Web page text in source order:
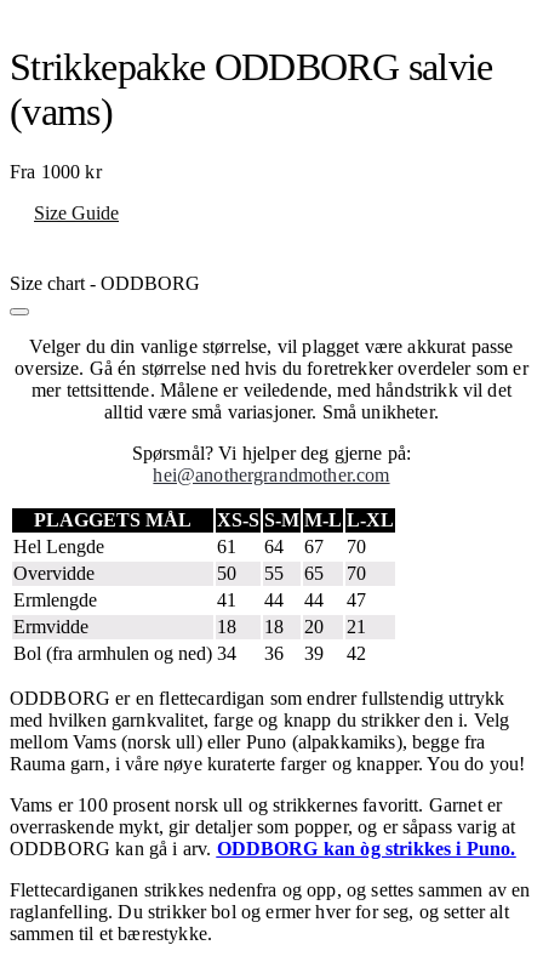
Strikkepakke ODDBORG salvie
(vams)
Fra 1000kr
Size Guide
Size chart - ODDBORG
Velger du din vanlige størrelse, vil plagget være akkurat passe
oversize. Gå én størrelse ned hvis du foretrekker overdeler som er
mer tettsittende. Målene er veiledende, med håndstrikk vil det
alltid være små variasjoner. Små unikheter.
Spørsmål? Vi hjelper deg gjerne på:
hei@anothergrandmother.com
PLAGGETS MÅL XS-S S-M M-L L-XL
Hel Lengde
61 64 67
70
Overvidde
50 55 65
70
Ermlengde
41 44 44
47
Ermvidde
18 18 20
21
Bol (fra armhulen og ned) 34 36 39 42
ODDBORG er en flettecardigan som endrer fullstendig uttrykk
med hvilken garnkvalitet, farge og knapp du strikker den i. Velg
mellom Vams (norsk ull) eller Puno (alpakkamiks), begge fra
Rauma garn, i våre nøye kuraterte farger og knapper. You do you!
Vams er 100 prosent norsk ull og strikkernes favoritt. Garnet er
overraskende mykt, gir detaljer som popper, og er såpass varig at
ODDBORG kan gå i arv. ODDBORG kan òg strikkes i Puno.
Flettecardiganen strikkes nedenfra og opp, og settes sammen av en
raglanfelling. Du strikker bol og ermer hver for seg, og setter alt
sammen til et bærestykke.